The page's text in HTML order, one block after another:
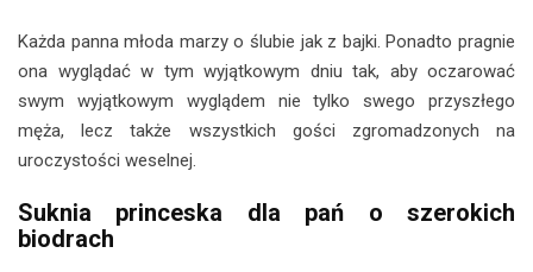
Każda panna młoda marzy o ślubie jak z bajki. Ponadto pragnie
ona wyglądać w tym wyjątkowym dniu tak, aby oczarować
swym wyjątkowym wyglądem nie tylko swego przyszłego
męża, lecz także wszystkich gości zgromadzonych na
uroczystości weselnej.
Suknia princeska dla pań o szerokich
biodrach